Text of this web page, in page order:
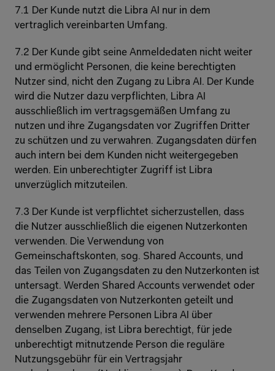
7.1 Der Kunde nutzt die Libra AI nur in dem
vertraglich vereinbarten Umfang.
7.2 Der Kunde gibt seine Anmeldedaten nicht weiter
und ermöglicht Personen, die keine berechtigten
Nutzer sind, nicht den Zugang zu Libra AI. Der Kunde
wird die Nutzer dazu verpflichten, Libra AI
ausschließlich im vertragsgemäßen Umfang zu
nutzen und ihre Zugangsdaten vor Zugriffen Dritter
zu schützen und zu verwahren. Zugangsdaten dürfen
auch intern bei dem Kunden nicht weitergegeben
werden. Ein unberechtigter Zugriff ist Libra
unverzüglich mitzuteilen.
7.3 Der Kunde ist verpflichtet sicherzustellen, dass
die Nutzer ausschließlich die eigenen Nutzerkonten
verwenden. Die Verwendung von
Gemeinschaftskonten, sog. Shared Accounts, und
das Teilen von Zugangsdaten zu den Nutzerkonten ist
untersagt. Werden Shared Accounts verwendet oder
die Zugangsdaten von Nutzerkonten geteilt und
verwenden mehrere Personen Libra AI über
denselben Zugang, ist Libra berechtigt, für jede
unberechtigt mitnutzende Person die reguläre
Nutzungsgebühr für ein Vertragsjahr